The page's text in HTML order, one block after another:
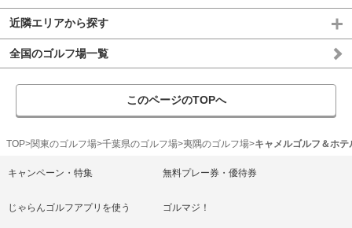
近隣エリアから探す
全国のゴルフ場一覧
このページのTOPへ
TOP 関東のゴルフ場 千葉県のゴルフ場 夷隅のゴルフ場 キャメルゴルフ＆ホテ
キャンペーン・特集 無料プレー券・優待券
じゃらんゴルフアプリを使う ゴルマジ！